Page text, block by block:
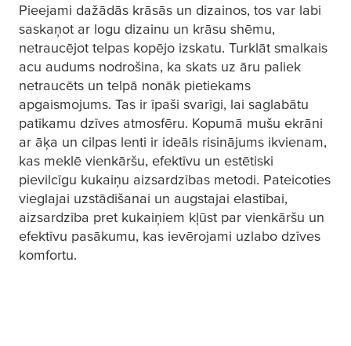
Pieejami dažādās krāsās un dizainos, tos var labi
saskaņot ar logu dizainu un krāsu shēmu,
netraucējot telpas kopējo izskatu. Turklāt smalkais
acu audums nodrošina, ka skats uz āru paliek
netraucēts un telpā nonāk pietiekams
apgaismojums. Tas ir īpaši svarīgi, lai saglabātu
patīkamu dzīves atmosfēru. Kopumā mušu ekrāni
ar āķa un cilpas lenti ir ideāls risinājums ikvienam,
kas meklē vienkāršu, efektīvu un estētiski
pievilcīgu kukaiņu aizsardzības metodi. Pateicoties
vieglajai uzstādīšanai un augstajai elastībai,
aizsardzība pret kukaiņiem kļūst par vienkāršu un
efektīvu pasākumu, kas ievērojami uzlabo dzīves
komfortu.